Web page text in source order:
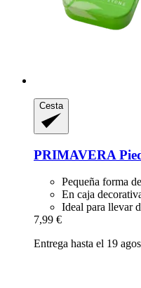
Cesta
PRIMAVERA
Pequeña forma
En caja
Ideal para llevar
7,99 €
Entrega hasta el 19